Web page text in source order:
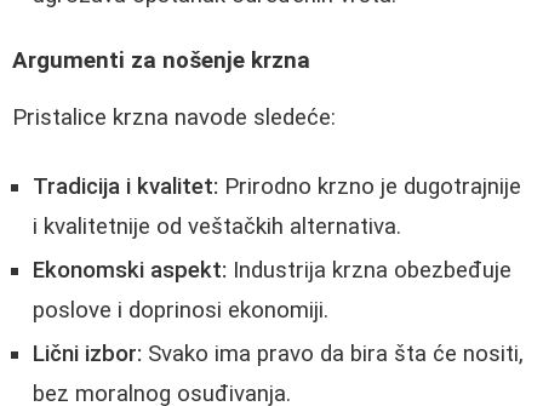
Argumenti za nošenje krzna
Pristalice krzna navode sledeće:
Tradicija i kvalitet: Prirodno krzno je dugotrajnije
i kvalitetnije od veštačkih alternativa.
Ekonomski aspekt: Industrija krzna obezbeđuje
poslove i doprinosi ekonomiji.
Lični izbor: Svako ima pravo da bira šta će nositi,
bez moralnog osuđivanja.